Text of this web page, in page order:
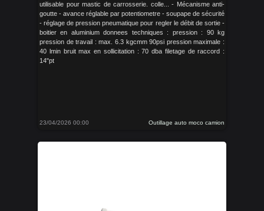
utilisable pour mastic de carrosserie. colle... - Mécanisme anti-
goutte - avance réglable par potentiometre - soupape de sécurité
- réglage de pression pneumatique pour regler le débit de sortie -
boitier en aluminium donnees techniques : pression : 90 kg
pression de travail : max. 6.3 kgcmm 90psi pression maximale :
40 lmin bruit max en sollicitation : 70 dba filetage de raccord :
14"pt
23/04/2026 00:00 Outillage auto moco camion